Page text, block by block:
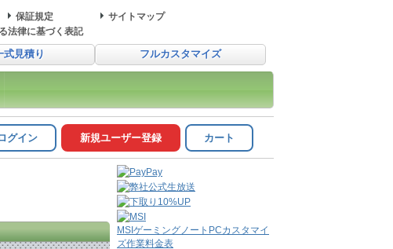
保証規定
サイトマップ
法律に基づく表記
式見積り フルカスタマイズ
グイン 新規ユーザー登録 カート
MSIゲーミングノートPCカスタマイ
ズ作業料金表